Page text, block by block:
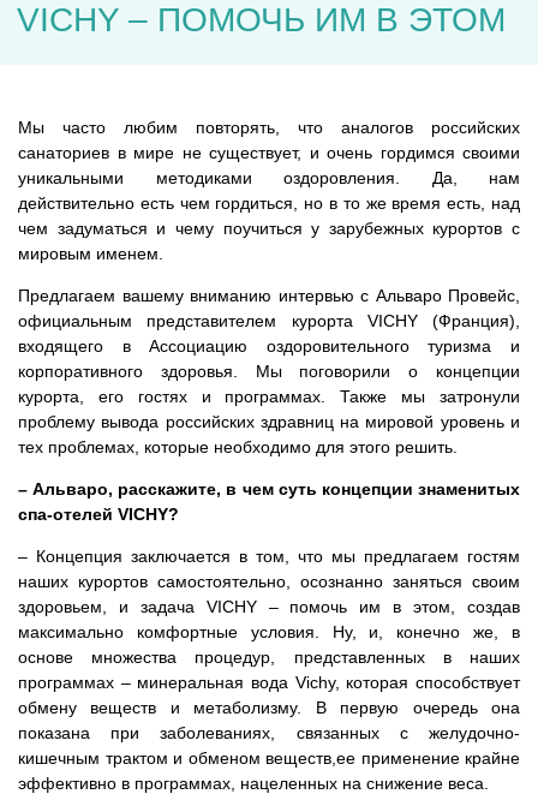
VICHY – ПОМОЧЬ ИМ В ЭТОМ
Мы часто любим повторять, что аналогов российских
санаториев в мире не существует, и очень гордимся своими
уникальными методиками оздоровления. Да, нам
действительно есть чем гордиться, но в то же время есть, над
чем задуматься и чему поучиться у зарубежных курортов с
мировым именем.
Предлагаем вашему вниманию интервью с Альваро Провейс,
официальным представителем курорта VICHY (Франция),
входящего в Ассоциацию оздоровительного туризма и
корпоративного здоровья. Мы поговорили о концепции
курорта, его гостях и программах. Также мы затронули
проблему вывода российских здравниц на мировой уровень и
тех проблемах, которые необходимо для этого решить.
– Альваро, расскажите, в чем суть концепции знаменитых
спа-отелей VICHY?
– Концепция заключается в том, что мы предлагаем гостям
наших курортов самостоятельно, осознанно заняться своим
здоровьем, и задача VICHY – помочь им в этом, создав
максимально комфортные условия. Ну, и, конечно же, в
основе множества процедур, представленных в наших
программах – минеральная вода Vichy, которая способствует
обмену веществ и метаболизму. В первую очередь она
показана при заболеваниях, связанных с желудочно-
кишечным трактом и обменом веществ,ее применение крайне
эффективно в программах, нацеленных на снижение веса.